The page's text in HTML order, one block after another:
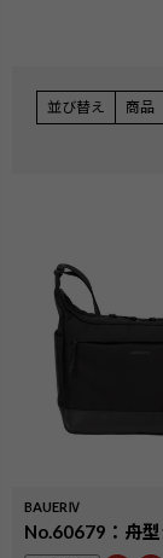
並び替え 商品
BAUERⅣ
No.60679：舟